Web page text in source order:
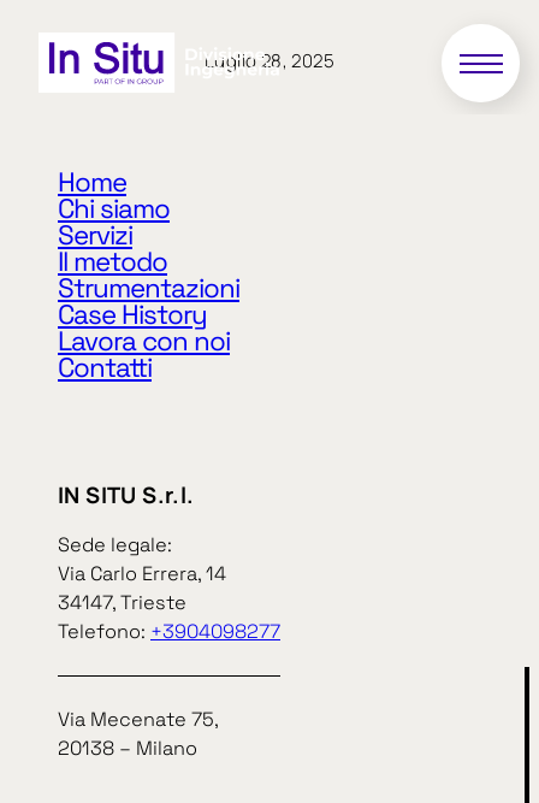
Home
Chi siamo
Servizi
Il metodo
Strumentazioni
Case History
Lavora con noi
Contatti
IN SITU S.r.l.
Sede legale:
Via Carlo Errera, 14
34147, Trieste
Telefono: +3904098277
Via Mecenate 75,
20138 – Milano
Luglio 28, 2025
Servizio di verifica dello stato di consistenza e
analisi dei cedimenti rilevati presso l’edificio
denominato ” Impianto sollevamento Codalunga”
sito presso il Comune di Padova